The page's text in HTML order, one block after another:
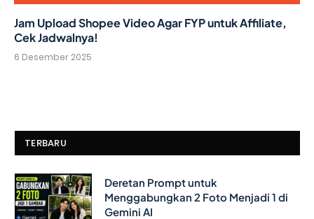
Jam Upload Shopee Video Agar FYP untuk Affiliate,
Cek Jadwalnya!
6 Desember 2025
TERBARU
Deretan Prompt untuk
Menggabungkan 2 Foto Menjadi 1 di
Gemini AI